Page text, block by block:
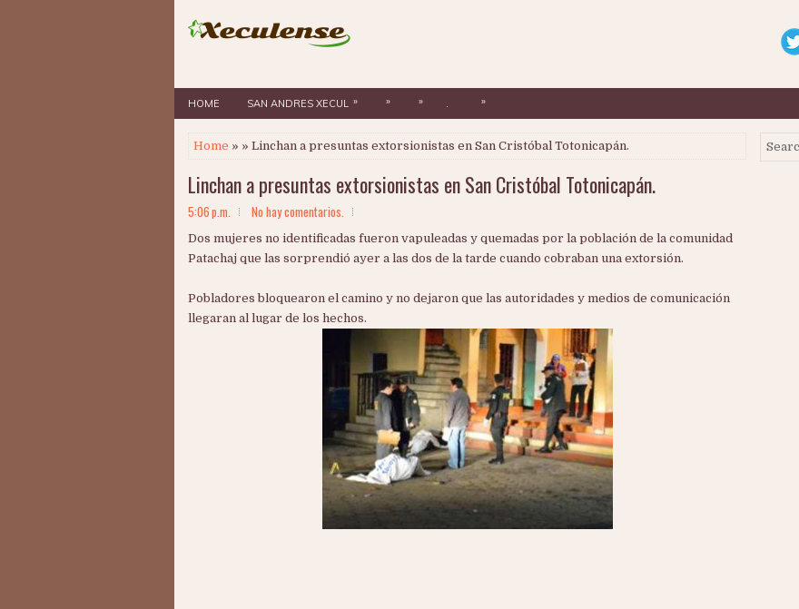
HOME SAN ANDRES XECUL » » » . »
Home » » Linchan a presuntas extorsionistas en San Cristóbal Totonicapán.
Linchan a presuntas extorsionistas en San Cristóbal Totonicapán.
5:06 p.m. No hay comentarios.
Dos mujeres no identificadas fueron vapuleadas y quemadas por la población de la comunidad
Patachaj que las sorprendió ayer a las dos de la tarde cuando cobraban una extorsión.
Pobladores bloquearon el camino y no dejaron que las autoridades y medios de comunicación
llegaran al lugar de los hechos.